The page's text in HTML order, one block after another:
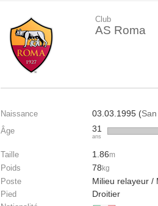
Club
AS Roma
Naissance 03.03.1995 (
Âge 31
ans
Taille 1.86m
Poids 78 kg
Poste Milieu relayeur /
Pied Droitier